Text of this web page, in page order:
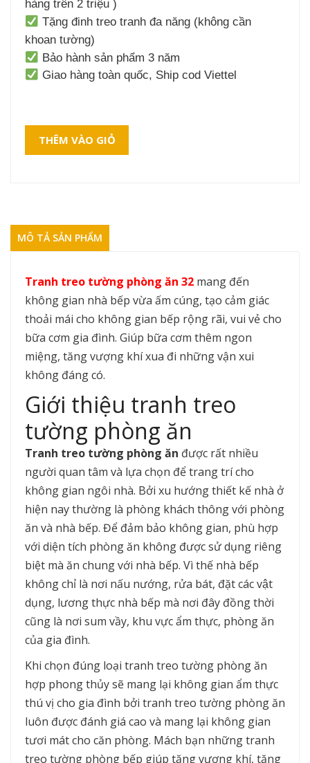
hàng trên 2 triệu )
Tặng đinh treo tranh đa năng (không cần
khoan tường)
Bảo hành sản phẩm 3 năm
Giao hàng toàn quốc, Ship cod Viettel
THÊM VÀO GIỎ
MÔ TẢ SẢN PHẨM
Tranh treo tường phòng ăn 32 mang đến
không gian nhà bếp vừa ấm cúng, tạo cảm giác
thoải mái cho không gian bếp rộng rãi, vui vẻ cho
bữa cơm gia đình. Giúp bữa cơm thêm ngon
miệng, tăng vượng khí xua đi những vận xui
không đáng có.
Giới thiệu tranh treo
tường phòng ăn
Tranh treo tường phòng ăn được rất nhiều
người quan tâm và lựa chọn để trang trí cho
không gian ngôi nhà. Bởi xu hướng thiết kế nhà ở
hiện nay thường là phòng khách thông với phòng
ăn và nhà bếp. Để đảm bảo không gian, phù hợp
với diện tích phòng ăn không được sử dụng riêng
biệt mà ăn chung với nhà bếp. Vì thế nhà bếp
không chỉ là nơi nấu nướng, rửa bát, đặt các vật
dụng, lương thực nhà bếp mà nơi đây đồng thời
cũng là nơi sum vầy, khu vực ẩm thực, phòng ăn
của gia đình.
Khi chọn đúng loại tranh treo tường phòng ăn
hợp phong thủy sẽ mang lại không gian ẩm thực
thú vị cho gia đình bởi tranh treo tường phòng ăn
luôn được đánh giá cao và mang lại không gian
tươi mát cho căn phòng. Mách bạn những tranh
treo tường phòng bếp giúp tăng vượng khí, tăng